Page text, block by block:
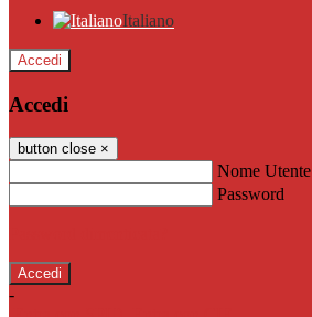
Italiano
Accedi
Accedi
button close ×
Nome Utente
Password
-